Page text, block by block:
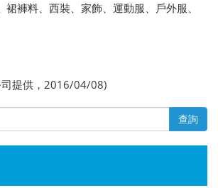
褲料、西裝、家飾、運動服、戶外服、
司提供，2016/04/08)
查詢